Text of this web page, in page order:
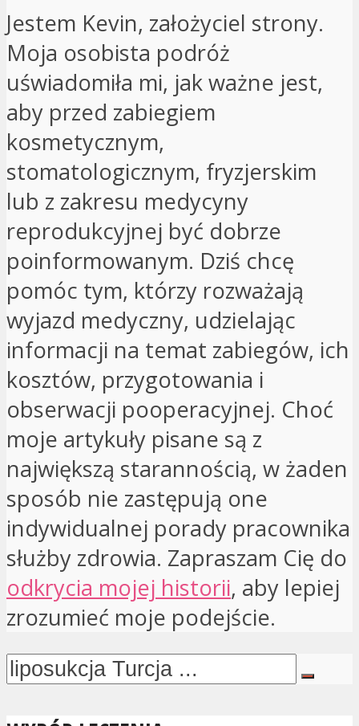
Jestem Kevin, założyciel strony.
Moja osobista podróż
uświadomiła mi, jak ważne jest,
aby przed zabiegiem
kosmetycznym,
stomatologicznym, fryzjerskim
lub z zakresu medycyny
reprodukcyjnej być dobrze
poinformowanym. Dziś chcę
pomóc tym, którzy rozważają
wyjazd medyczny, udzielając
informacji na temat zabiegów, ich
kosztów, przygotowania i
obserwacji pooperacyjnej. Choć
moje artykuły pisane są z
największą starannością, w żaden
sposób nie zastępują one
indywidualnej porady pracownika
służby zdrowia. Zapraszam Cię do
odkrycia mojej historii, aby lepiej
zrozumieć moje podejście.